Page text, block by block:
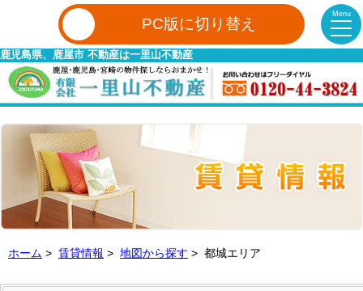
Menu
PC版に切り替え
鹿児島県、鹿屋市 不動産は一里山不動産
ホーム > 賃貸情報 > 地図から探す > 都城エリア